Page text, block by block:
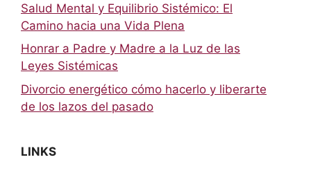
Salud Mental y Equilibrio Sistémico: El
Camino hacia una Vida Plena
Honrar a Padre y Madre a la Luz de las
Leyes Sistémicas
Divorcio energético cómo hacerlo y liberarte
de los lazos del pasado
LINKS